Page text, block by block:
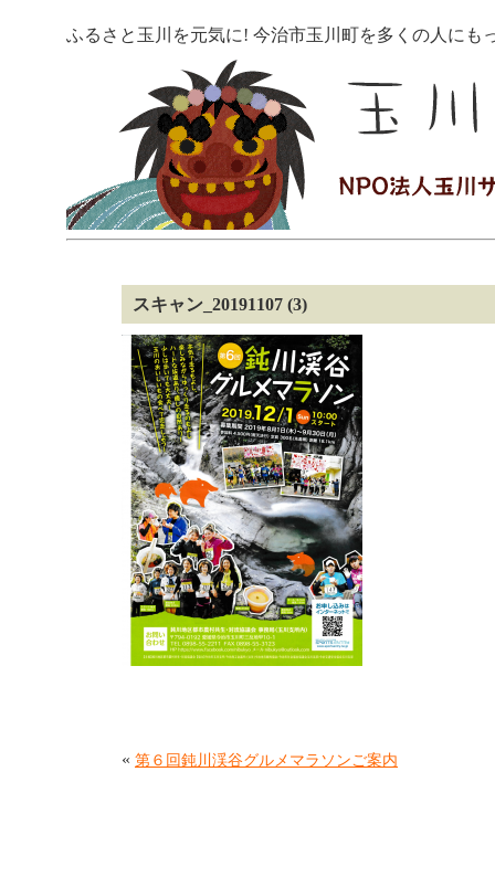
ふるさと玉川を元気に! 今治市玉川町を多くの人にも
スキャン_20191107 (3)
« 第６回鈍川渓谷グルメマラソンご案内